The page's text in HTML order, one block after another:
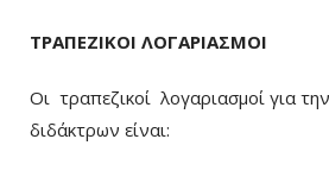
ΤΡΑΠΕΖΙΚΟΙ ΛΟΓΑΡΙΑΣΜΟΙ
Οι τραπεζικοί λογαριασμοί για
διδάκτρων είναι: